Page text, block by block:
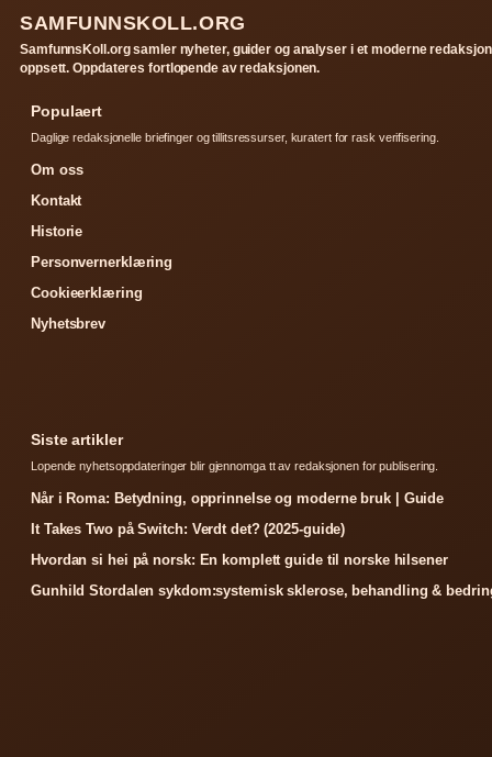
SAMFUNNSKOLL.ORG
SamfunnsKoll.org samler nyheter, guider og analyser i et moderne
oppsett. Oppdateres fortlopende av redaksjonen.
Populaert
Daglige redaksjonelle briefinger og tillitsressurser, kuratert for rask verifisering.
Om oss
Kontakt
Historie
Personvernerklæring
Cookieerklæring
Nyhetsbrev
Siste artikler
Lopende nyhetsoppdateringer blir gjennomga tt av redaksjonen for publisering.
Når i Roma: Betydning, opprinnelse og moderne bruk | Guide
It Takes Two på Switch: Verdt det? (2025-guide)
Hvordan si hei på norsk: En komplett guide til norske hilsener
Gunhild Stordalen sykdom:systemisk sklerose, behandling &